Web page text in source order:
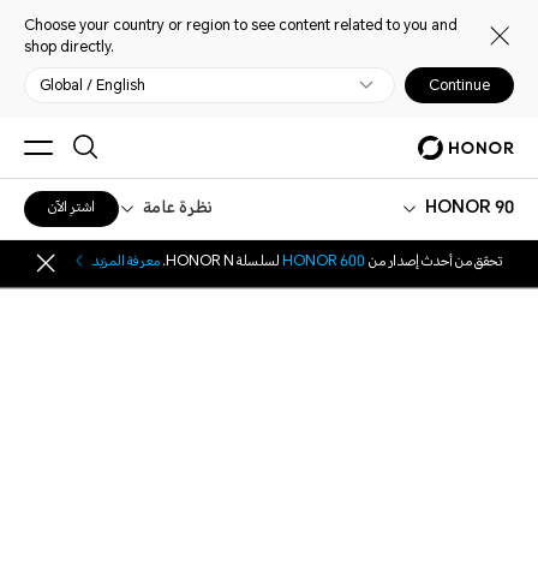
Choose your country or region to see content related to you and
shop directly.
Global / English Continue
HONOR 90 نظرة عامة اشترِ الآن
تحقق من أحدث إصدار منHONOR 600لسلسلة HONOR N. معرفة المزيد